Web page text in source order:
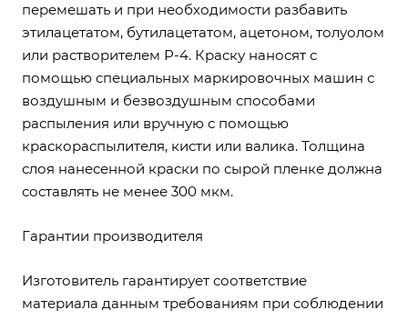
перемешать и при необходимости разбавить
этилацетатом, бутилацетатом, ацетоном, толуолом
или растворителем Р-4. Краску наносят с
помощью специальных маркировочных машин с
воздушным и безвоздушным способами
распыления или вручную с помощью
краскораспылителя, кисти или валика. Толщина
слоя нанесенной краски по сырой пленке должна
составлять не менее 300 мкм.
Гарантии производителя
Изготовитель гарантирует соответствие
материала данным требованиям при соблюдении